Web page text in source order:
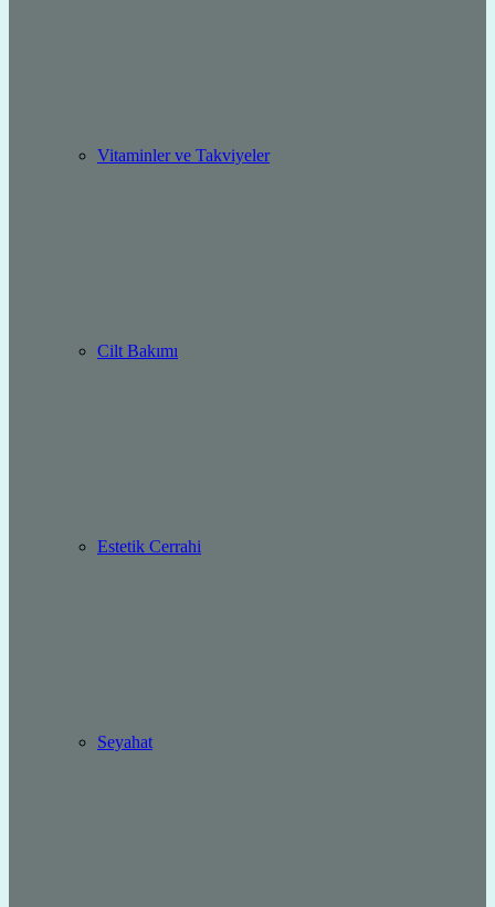
Vitaminler ve Takviyeler
Cilt Bakımı
Estetik Cerrahi
Seyahat